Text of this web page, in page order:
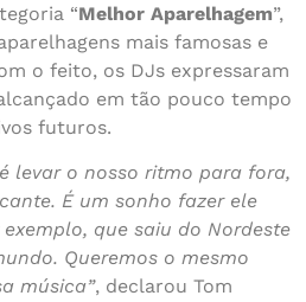
“Melhor Aparelhagem”,
mais famosas e
o feito, os DJs expressaram
em tão pouco tempo
futuros.
levar o nosso ritmo para fora,
É um sonho fazer ele
que saiu do Nordeste
Queremos o mesmo
música”, declarou Tom